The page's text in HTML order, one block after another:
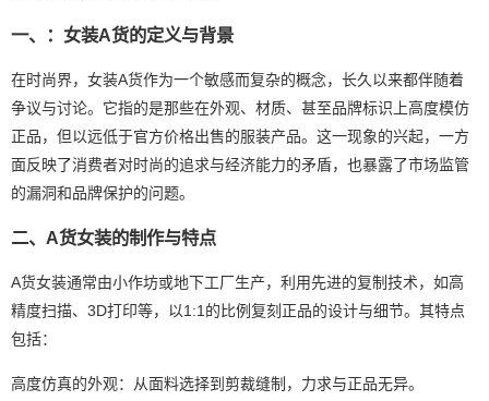
一、：女装A货的定义与背景
在时尚界，女装A货作为一个敏感而复杂的概念，长久以来都伴随着
争议与讨论。它指的是那些在外观、材质、甚至品牌标识上高度模仿
正品，但以远低于官方价格出售的服装产品。这一现象的兴起，一方
面反映了消费者对时尚的追求与经济能力的矛盾，也暴露了市场监管
的漏洞和品牌保护的问题。
二、A货女装的制作与特点
A货女装通常由小作坊或地下工厂生产，利用先进的复制技术，如高
精度扫描、3D打印等，以1:1的比例复刻正品的设计与细节。其特点
包括：
高度仿真的外观：从面料选择到剪裁缝制，力求与正品无异。